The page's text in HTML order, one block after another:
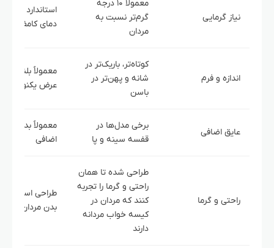
نیاز گرمایی
معمولاً ۱۰ درجه
گرم‌تر نسبت به
مردان
استاندارد بر
دمای کامفورت
اندازه و فرم
کوتاه‌تر، باریک‌تر در
شانه و پهن‌تر در
باسن
معمولاً بلندتر و
عرض یکنواخت
عایق اضافی
برخی مدل‌ها در
قفسه سینه و پا
معمولاً بدون
اضافی
راحتی و گرما
طراحی شده تا همان
راحتی و گرما را تجربه
کنند که مردان در
کیسه خواب مردانه
دارند
طراحی استاندارد
بدن مردان